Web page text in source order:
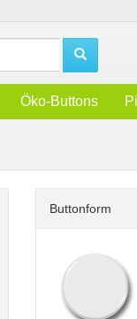
Öko-Buttons
Buttonform